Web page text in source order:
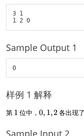
3 1
1 2 0
Sample Output 1
0
样例 1 解释
第 11 位中，0
1
0, 1,2各出现